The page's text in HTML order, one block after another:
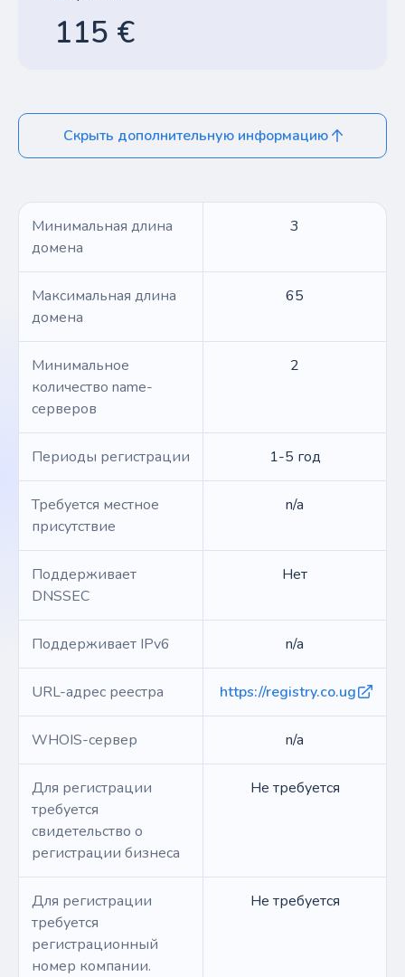
115 €
Скрыть дополнительную информацию
Минимальная длина
домена
3
Максимальная длина
домена
65
Минимальное
количество name-
серверов
2
Периоды регистрации 1-5 год
Требуется местное
присутствие
n/a
Поддерживает
DNSSEC
Нет
Поддерживает IPv6 n/a
URL-адрес реестра https://registry.co.ug
WHOIS-сервер n/a
Для регистрации
требуется
свидетельство о
регистрации бизнеса
Не требуется
Для регистрации
требуется
регистрационный
номер компании.
Не требуется